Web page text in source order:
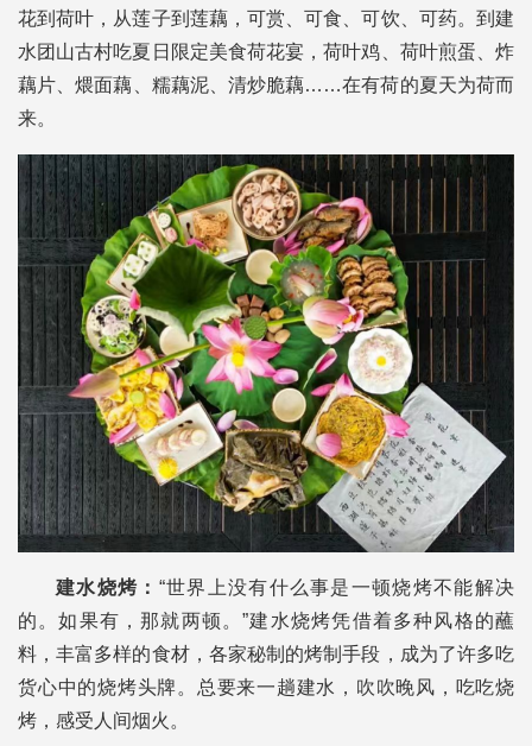
花到荷叶，从莲子到莲藕，可赏、可食、可饮、可药。到建
水团山古村吃夏日限定美食荷花宴，荷叶鸡、荷叶煎蛋、炸
藕片、煨面藕、糯藕泥、清炒脆藕……在有荷的夏天为荷而
来。
建水烧烤： “世界上没有什么事是一顿烧烤不能解决
的。如果有，那就两顿。”建水烧烤凭借着多种风格的蘸
料，丰富多样的食材，各家秘制的烤制手段，成为了许多吃
货心中的烧烤头牌。总要来一趟建水，吹吹晚风，吃吃烧
烤，感受人间烟火。